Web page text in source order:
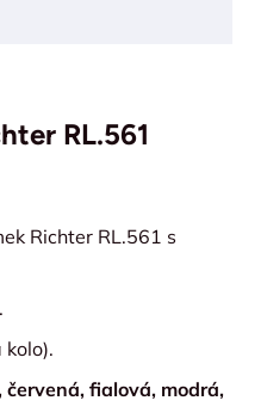
RL.561
Richter RL.561 s
kolo).
červená, fialová, modrá,